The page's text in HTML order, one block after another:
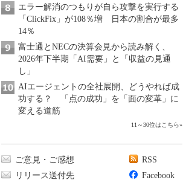
エラー解消のつもりが自ら攻撃を実行する
「ClickFix」が108％増 日本の割合が最多
14％
富士通とNECの決算会見から読み解く、
2026年下半期「AI需要」と「収益の見通
し」
AIエージェントの全社展開、どうやれば成
功する？ 「点の成功」を「面の変革」に
変える道筋
11～30位はこちら»
ご意見・ご感想
リリース送付先
RSS
Facebook